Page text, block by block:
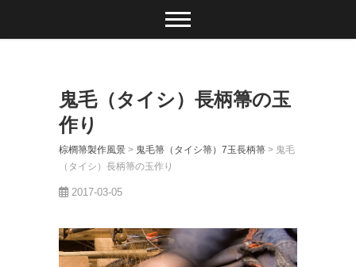
鬼毛（タイシ）長柄箒の玉
作り
棕櫚箒製作風景 > 鬼毛箒（タイシ箒）7玉長柄箒 > 鬼毛
（タイシ）長柄箒の玉作り
2017-03-05